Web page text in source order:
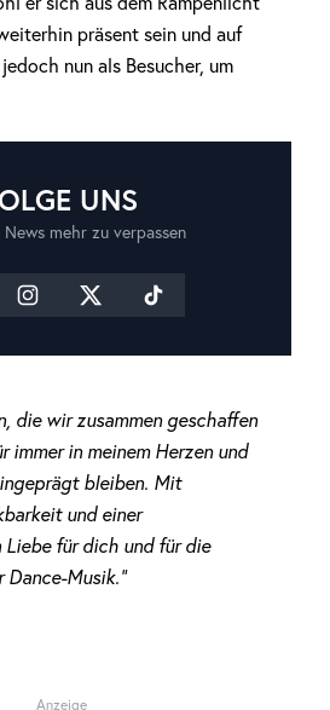
präsent sein und auf
nun als Besucher, um
UNS
News mehr zu verpassen
die wir zusammen geschaffen
immer in meinem Herzen und
bleiben. Mit
und einer
Liebe für dich und für die
Musik.“
Anzeige